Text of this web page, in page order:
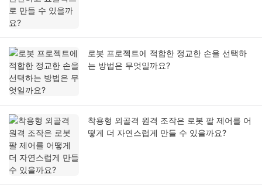
로봇 프로젝트에 적합한 정교한 손을 선택하
는 방법은 무엇일까요?
착용형 외골격 원격 조작은 로봇 팔 제어를 어
떻게 더 자연스럽게 만들 수 있을까요?